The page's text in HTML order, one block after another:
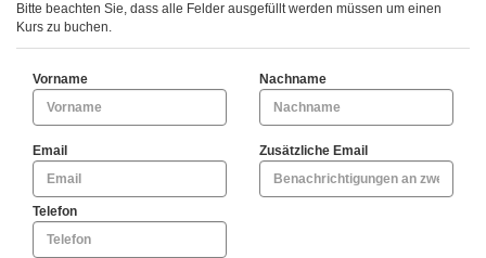
Bitte beachten Sie, dass alle Felder ausgefüllt werden müssen um einen
Kurs zu buchen.
Vorname Nachname
Email Zusätzliche Email
Telefon